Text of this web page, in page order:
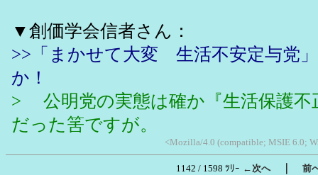
▼創価学会信者さん：
>>「まかせて大変 生活不安定与党
か！
> 公明党の実態は確か『生活保護不
だった筈ですが。
<Mozilla/4.0 (compatible; MSIE 6.0;
1142 / 1598 ﾂﾘｰ ←次へ｜ 前